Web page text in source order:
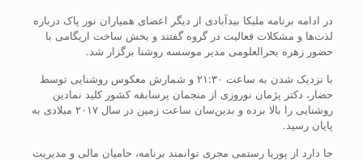
در ادامه برنامه ملیکا بیدآبادی از دیگر اعضای همیاران نور پاک درباره
لذت‌ها و مشکلات فعالیت‌ در گروه گفتند و بخش ساخت اریگامی با
حضور زهره بحرالعلومی مدیر موسسه روشنا برگزار شد.
با نزدیک شدن به ساعت ۲۱:۳۰ و شمارش معکوس روشنایی توسط
حضار، دکتر پژمان نوروزی از منجمان پرسابقه کشور کلید نمادین
روشنایی را بالا برده و بدین‌سان ساعت زمین در سال ۲۰۱۷ میلادی به
پایان رسید.
جا دارد از پوریا رستمی مجری توانمند برنامه، حامیان مالی و مدیریت